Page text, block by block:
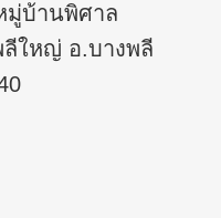
มู่บ้านพิศาล
ลีใหญ่ อ.บางพลี